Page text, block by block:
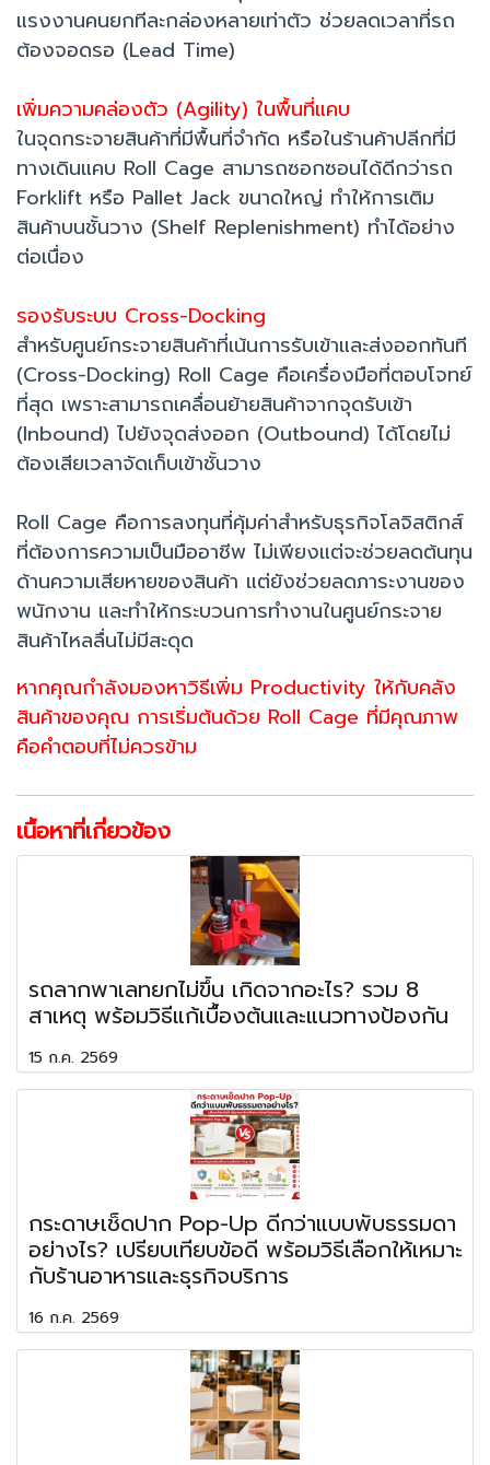
แรงงานคนยกทีละกล่องหลายเท่าตัว ช่วยลดเวลาที่รถ
ต้องจอดรอ (Lead Time)
เพิ่มความคล่องตัว (Agility) ในพื้นที่แคบ
ในจุดกระจายสินค้าที่มีพื้นที่จำกัด หรือในร้านค้าปลีกที่มี
ทางเดินแคบ Roll Cage สามารถซอกซอนได้ดีกว่ารถ
Forklift หรือ Pallet Jack ขนาดใหญ่ ทำให้การเติม
สินค้าบนชั้นวาง (Shelf Replenishment) ทำได้อย่าง
ต่อเนื่อง
รองรับระบบ Cross-Docking
สำหรับศูนย์กระจายสินค้าที่เน้นการรับเข้าและส่งออกทันที
(Cross-Docking) Roll Cage คือเครื่องมือที่ตอบโจทย์
ที่สุด เพราะสามารถเคลื่อนย้ายสินค้าจากจุดรับเข้า
(Inbound) ไปยังจุดส่งออก (Outbound) ได้โดยไม่
ต้องเสียเวลาจัดเก็บเข้าชั้นวาง
Roll Cage คือการลงทุนที่คุ้มค่าสำหรับธุรกิจโลจิสติกส์
ที่ต้องการความเป็นมืออาชีพ ไม่เพียงแต่จะช่วยลดต้นทุน
ด้านความเสียหายของสินค้า แต่ยังช่วยลดภาระงานของ
พนักงาน และทำให้กระบวนการทำงานในศูนย์กระจาย
สินค้าไหลลื่นไม่มีสะดุด
หากคุณกำลังมองหาวิธีเพิ่ม Productivity ให้กับคลัง
สินค้าของคุณ การเริ่มต้นด้วย Roll Cage ที่มีคุณภาพ
คือคำตอบที่ไม่ควรข้าม
เนื้อหาที่เกี่ยวข้อง
รถลากพาเลทยกไม่ขึ้น เกิดจากอะไร? รวม 8
สาเหตุ พร้อมวิธีแก้เบื้องต้นและแนวทางป้องกัน
15 ก.ค. 2569
กระดาษเช็ดปาก Pop-Up ดีกว่าแบบพับธรรมดา
อย่างไร? เปรียบเทียบข้อดี พร้อมวิธีเลือกให้เหมาะ
กับร้านอาหารและธุรกิจบริการ
16 ก.ค. 2569